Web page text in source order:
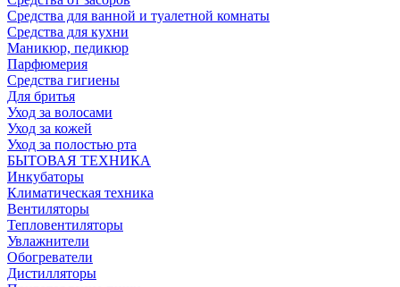
Средства для ванной и туалетной комнаты
Средства для кухни
Маникюр, педикюр
Парфюмерия
Средства гигиены
Для бритья
Уход за волосами
Уход за кожей
Уход за полостью рта
БЫТОВАЯ ТЕХНИКА
Инкубаторы
Климатическая техника
Вентиляторы
Тепловентиляторы
Увлажнители
Обогреватели
Дистилляторы